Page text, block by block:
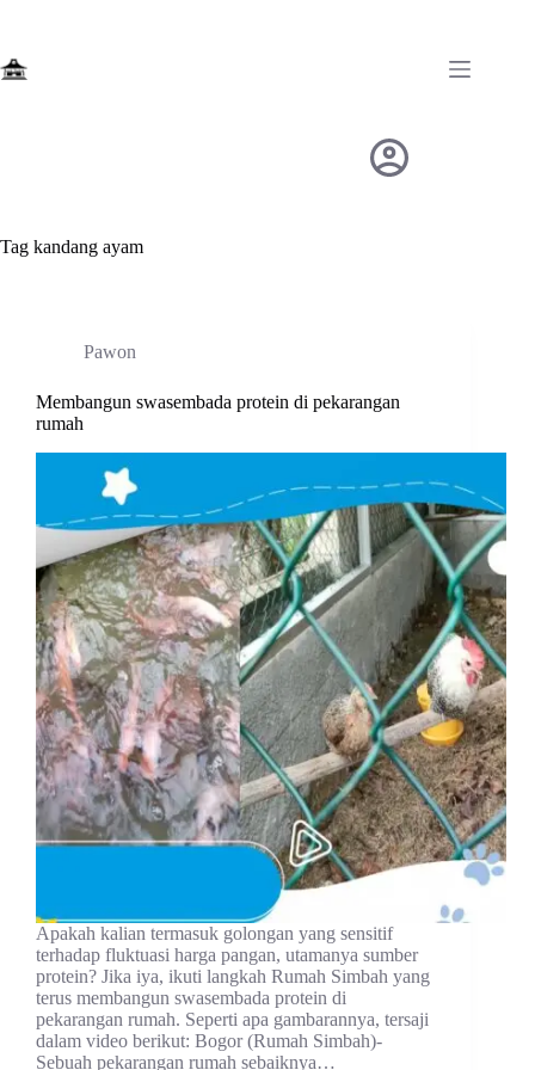
Tag kandang ayam
Pawon
Membangun swasembada protein di pekarangan
rumah
Apakah kalian termasuk golongan yang sensitif
terhadap fluktuasi harga pangan, utamanya sumber
protein? Jika iya, ikuti langkah Rumah Simbah yang
terus membangun swasembada protein di
pekarangan rumah. Seperti apa gambarannya, tersaji
dalam video berikut: Bogor (Rumah Simbah)-
Sebuah pekarangan rumah sebaiknya…